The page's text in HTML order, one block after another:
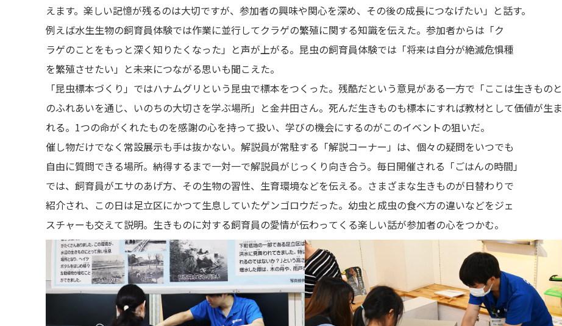
えます。楽しい記憶が残るのは大切ですが、参加者の興味や関心を深め、その後の成長につなげたい」と話す。
例えば水生生物の飼育員体験では作業に並行してクラゲの繁殖に関する知識を伝えた。参加者からは「ク
ラゲのことをもっと深く知りたくなった」と声が上がる。昆虫の飼育員体験では「将来は自分が絶滅危惧種
を繁殖させたい」と未来につながる思いも聞こえた。
「昆虫標本づくり」ではハナムグリという昆虫で標本をつくった。残酷だという意見がある一方で「ここは生きものと
のふれあいを通じ、いのちの大切さを学ぶ場所」と金井田さん。死んだ生きものも標本にすれば教材として価値が生ま
れる。1つの命がくれたものを感謝の心を持って扱い、学びの機会にするのがこのイベントの狙いだ。
催し物だけでなく常設展示も手は抜かない。解説員が常駐する「解説コーナー」は、個々の疑問をいつでも
自由に質問できる場所。納得するまで一対一で解説員がじっくり向き合う。毎日開催される「ごはんの時間」
では、飼育員がエサのあげ方、その生物の習性、生育環境などを伝える。さまざまな生きものが日替わりで
紹介され、この日は足立区にかつて生息していたゲンゴロウだった。幼虫と成虫の食べ方の違いなどをジェ
スチャーも交えて説明。生きものに対する飼育員の愛情が伝わってくる楽しい話が参加者の心をつかむ。